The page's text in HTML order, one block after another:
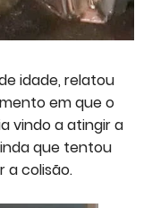
idade, relatou
em que o
vindo a atingir a
que tentou
a colisão.